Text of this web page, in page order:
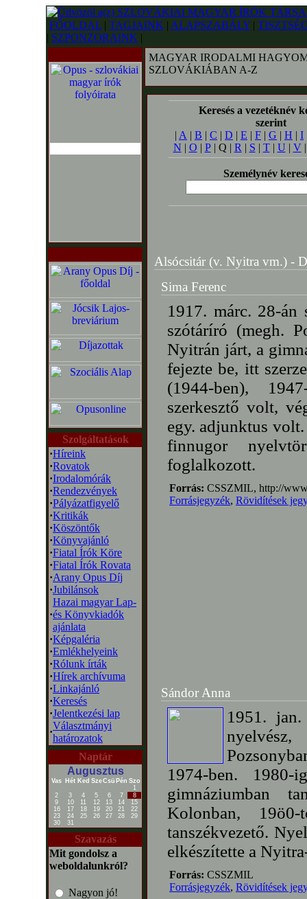
FŐOLDAL | TAGJAINK | ALAPSZABÁLY |
| SZPONZORAINK |
Szolgáltatások
·Híreink
·Rovatok
·Irodalomórák
·Rendezvények
·Pályázatfigyelő
·Kritikák
·Köszöntők
·Könyvajánló
·Fiatal Írók Köre
·Fiatal Írók Rovata
·Arany Opus Díj
·Jubilánsok
·
Hazai magyar Lap-
és Könyvkiadók
ajánlata
·Képgaléria
·Emlékhelyeink
·Rólunk írták
·Hírek archívuma
·Linkajánló
·Keresés
·Jelentkezési lap
·
Választmányi
határozatok
Naptár
Augusztus
Vas Hét Ked SzeCsü Pén Szo
1
2
3 4 5 6 7
8
9
10 11 12 13 14
15
16
17 18 19 20 21
22
23
24 25 26 27 28
29
30
31
Szavazás
Mit gondolsz a
weboldalunkról?
Nagyon jó!
MAGYAR IRODALMI
SZLOVÁKIÁBAN A-Z
Keresés a vezetéknév
szerint
| A | B | C | D | E | F | G | H | I
N | O | P| Q | R | S | T| U | V
Személynév
Alsócsitár (v. Nyitra vm.) -
Sima Ferenc
1917. márc. 28-án
szótáríró (megh.
Nyitrán járt, a
fejezte be, itt
(1944-ben),
szerkesztő volt,
egy. adjunktus
finnugor
foglalkozott.
Forrás: CSSZMIL, http://
Forrásjegyzék, Rövidítések
Sándor Anna
1951.
1974-ben.
gimnáziumban
Kolonban,
tanszékvezető.
elkészítette a
Forrás: CSSZMIL
Forrásjegyzék, Rövidítések